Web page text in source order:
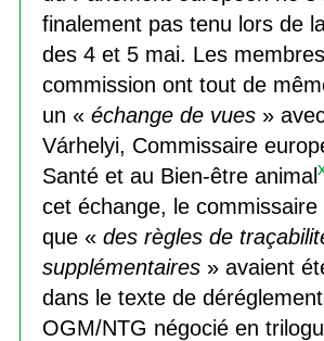
finalement pas tenu lors de
des 4 et 5 mai. Les
commission ont tout de
un « échange de vues»
Várhelyi, Commissaire
Santé et au Bien-être animal
cet échange, le
que « des règles de
supplémentaires» avaient
dans le texte de
OGM/NTG négocié en